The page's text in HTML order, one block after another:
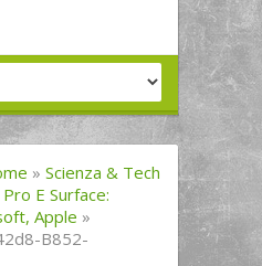
» Scienza & Tech
E Surface:
Apple »
B852-